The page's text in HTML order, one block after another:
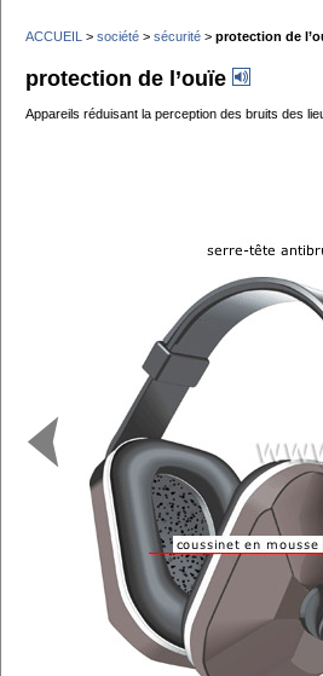
ACCUEIL > société > sécurité > protection de
protection de l’ouïe
Appareils réduisant la perception des bruits des